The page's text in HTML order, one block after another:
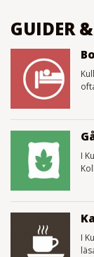
GUIDER
I
I